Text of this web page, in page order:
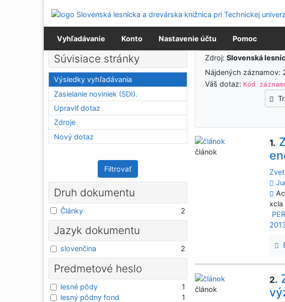
Prejsť na menu
Prehlásenie o webovej prístupnosti
Vyhľadávanie Konto Nastavenie účtu Pomoc
Výsledky vyhľadávania
Zdroj:Slovenská
Nájdených záznamov:
Váš dotaz:Kód
1.
xcla
článok
2.
článok
Súvisiace stránky
Výsledky vyhľadávania
Zasielanie noviniek (SDI).
Upraviť dotaz
Zdroje
Nový dotaz
Filtrovať
Druh dokumentu
Články 2
Jazyk dokumentu
slovenčina 2
Predmetové heslo
lesné pôdy
1
lesný pôdny fond
1